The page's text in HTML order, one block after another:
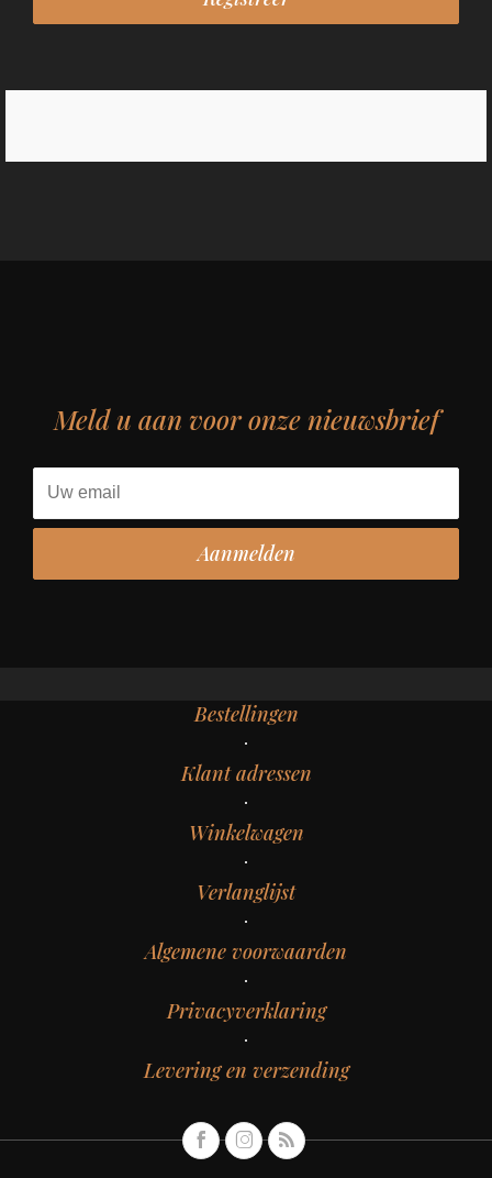
Meld u aan voor onze nieuwsbrief
Bestellingen
Klant adressen
Winkelwagen
Verlanglijst
Algemene voorwaarden
Privacyverklaring
Levering en verzending